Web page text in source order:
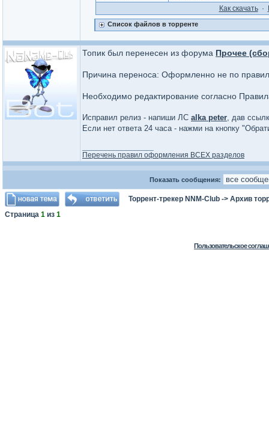
Как cкачать·
Список файлов в торренте
Топик был перенесен из форума Прочее
Причина переноса: Оформленно не по
Необходимо редактирование согласно
Исправил релиз - напиши ЛС alka peter, дав
Если нет ответа 24 часа - нажми на кнопку
Перечень правил оформления ВСЕХ разделов
Показать сообщения:
Торрент-трекер NNM-Club -> Архив
Страница 1 из 1
Пользовательское